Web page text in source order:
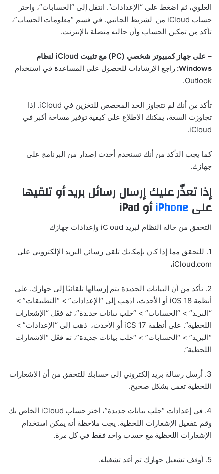
العلوي، ثم اضغط على “الإعدادات”. انتقل إلى “الحسابات”، واختر
حساب iCloud من الشريط الجانبي. في قسم “معلومات الحساب”،
تأكد من تمكين الحساب وأن حالته متصلة بالإنترنت.
– على جهاز كمبيوتر شخصي (PC) مع تثبيت iCloud لنظام
Windows: راجع الإرشادات للحصول على المساعدة في استخدام
Outlook.
تأكد من أنك لم تتجاوز الحد المخصص للتخزين في iCloud. إذا
تجاوزت السعة، يمكنك الاطلاع على كيفية توفير مساحة أكبر في
iCloud.
كما يجب التأكد من أنك تستخدم أحدث إصدار من البرنامج على
جهازك.
إذا تعذّر عليك إرسال رسائل بريد أو تلقيها
علىiPhoneأو iPad
التحقق من حالة النظام لبريد iCloud وإعدادات جهازك
1. للتحقق مما إذا كان بإمكانك تلقي رسائل البريد الإلكتروني على
iCloud.com،
2. تأكد من أن البيانات الجديدة يتم إرسالها تلقائيًا إلى جهازك. على
أنظمة iOS 18 أو الأحدث، اذهب إلى “الإعدادات” > “التطبيقات” >
“البريد” > “الحسابات” > “جلب بيانات جديدة”، ثم فعّل “الإشعارات
اللحظية”. على أنظمة iOS 17 أو الأحدث، اذهب إلى “الإعدادات” >
“البريد” > “الحسابات” > “جلب بيانات جديدة”، ثم فعّل “الإشعارات
اللحظية”.
3. أرسل رسالة بريد إلكتروني إلى حسابك للتحقق من أن الإشعارات
اللحظية تعمل بشكل صحيح.
4. في إعدادات “جلب بيانات جديدة”، اختر حساب iCloud الخاص بك
وقم بتفعيل الإشعارات اللحظية. يجب ملاحظة أنه يمكن استخدام
الإشعارات اللحظية مع حساب واحد فقط في كل مرة.
5. أوقف تشغيل جهازك ثم أعد تشغيله.